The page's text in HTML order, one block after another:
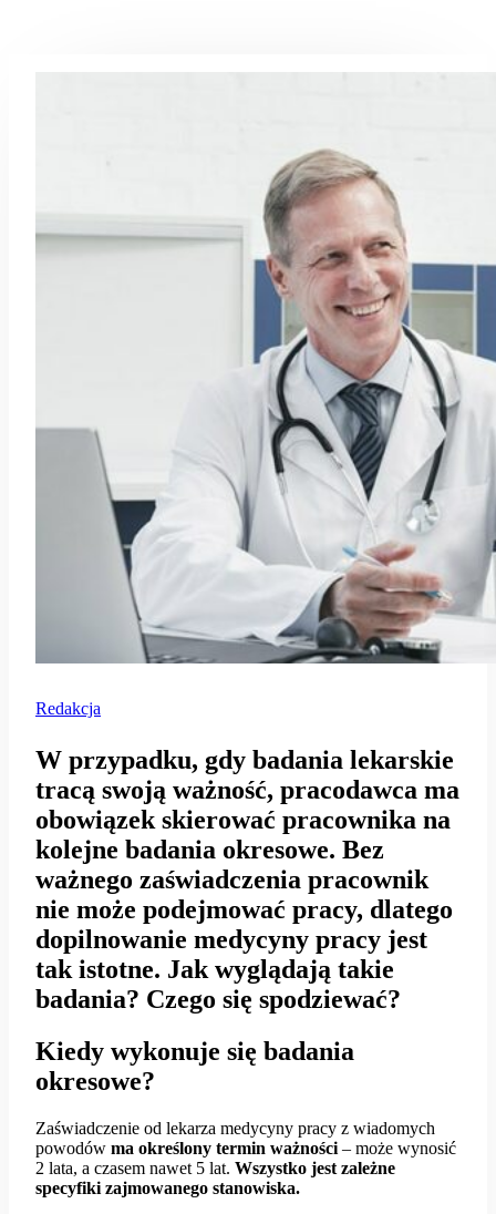
Redakcja
W przypadku, gdy badania lekarskie
tracą swoją ważność, pracodawca ma
obowiązek skierować pracownika na
kolejne badania okresowe. Bez
ważnego zaświadczenia pracownik
nie może podejmować pracy, dlatego
dopilnowanie medycyny pracy jest
tak istotne. Jak wyglądają takie
badania? Czego się spodziewać?
Kiedy wykonuje się badania
okresowe?
Zaświadczenie od lekarza medycyny pracy z wiadomych
powodów ma określony termin ważności – może wynosić
2 lata, a czasem nawet 5 lat. Wszystko jest zależne
specyfiki zajmowanego stanowiska.